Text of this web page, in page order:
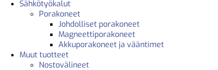
Sähkötyökalut
Porakoneet
Johdolliset porakoneet
Magneettiporakoneet
Akkuporakoneet ja vääntimet
Muut tuotteet
Nostovälineet